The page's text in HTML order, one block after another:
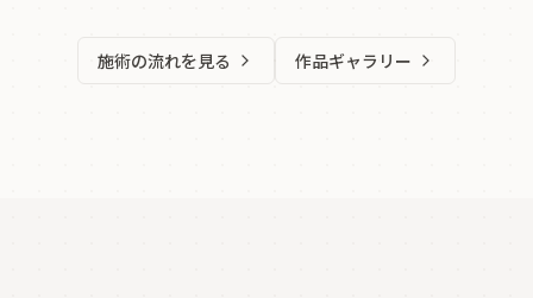
施術の流れを見る 作品ギャラリー